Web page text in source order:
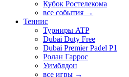
Кубок Ростелекома
все события →
Теннис
Турниры ATP
Dubai Duty Free
Dubai Premier Padel P1
Ролан Гаррос
Уимблдон
все игры →